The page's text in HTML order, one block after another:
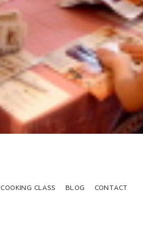
COOKING CLASS BLOG CONTACT